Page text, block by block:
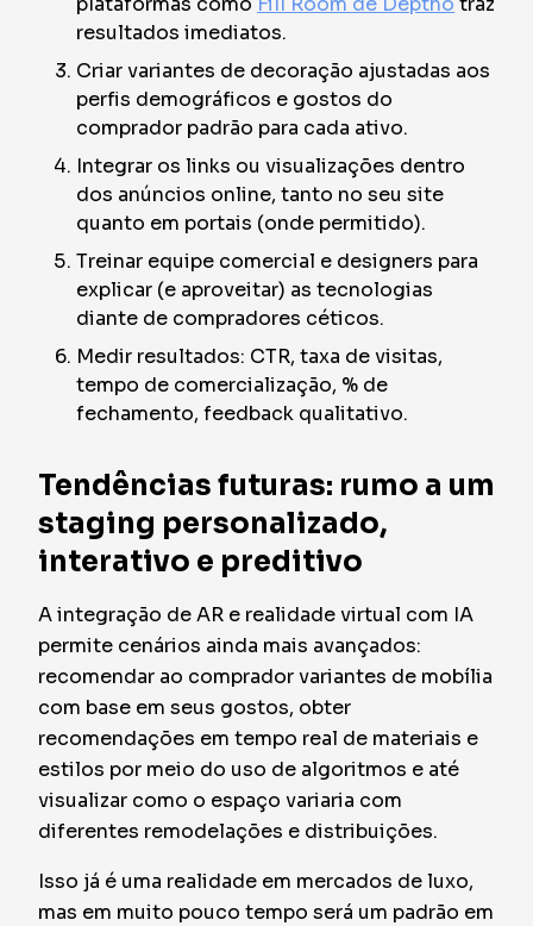
resultados imediatos.
Criar variantes de decoração ajustadas aos
perfis demográficos e gostos do
comprador padrão para cada ativo.
Integrar os links ou visualizações dentro
dos anúncios online, tanto no seu site
quanto em portais (onde permitido).
Treinar equipe comercial e designers para
explicar (e aproveitar) as tecnologias
diante de compradores céticos.
Medir resultados: CTR, taxa de visitas,
tempo de comercialização, % de
fechamento, feedback qualitativo.
Tendências futuras: rumo a um
staging personalizado,
interativo e preditivo
A integração de AR e realidade virtual com IA
permite cenários ainda mais avançados:
recomendar ao comprador variantes de mobília
com base em seus gostos, obter
recomendações em tempo real de materiais e
estilos por meio do uso de algoritmos e até
visualizar como o espaço variaria com
diferentes remodelações e distribuições.
Isso já é uma realidade em mercados de luxo,
mas em muito pouco tempo será um padrão em